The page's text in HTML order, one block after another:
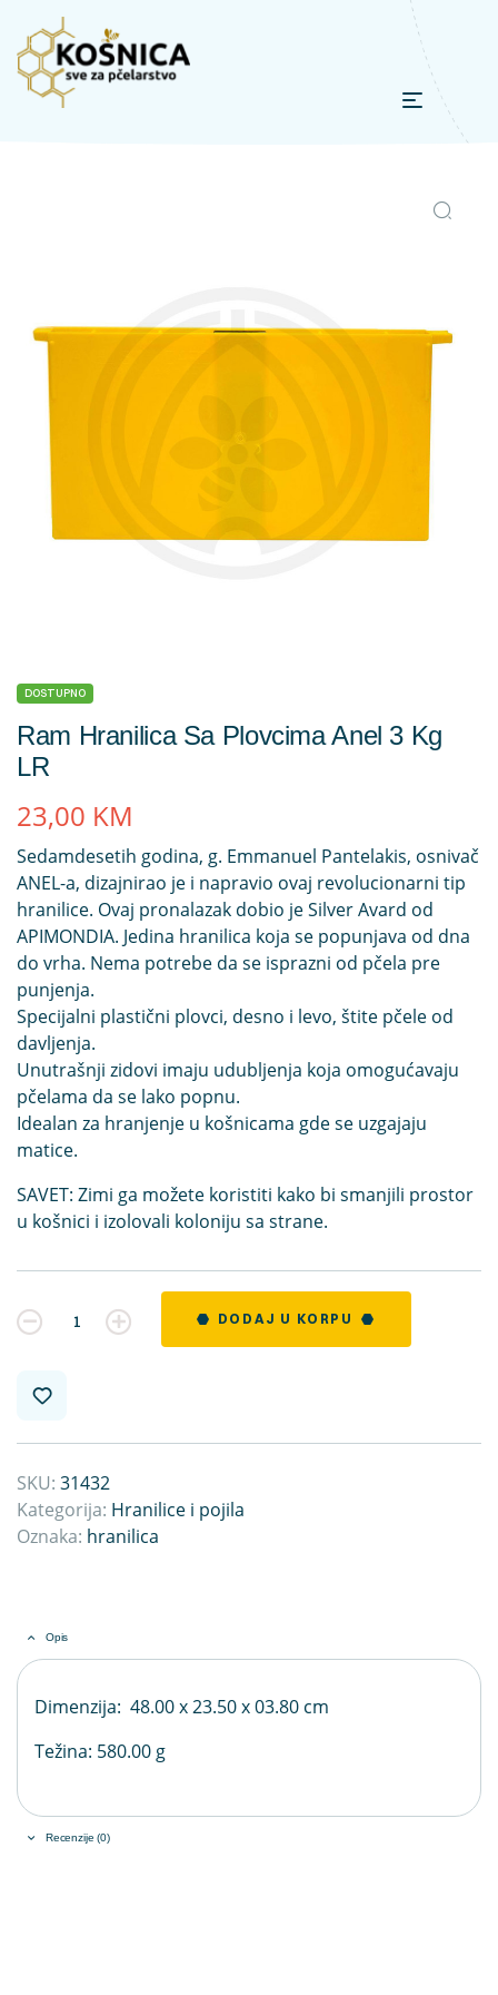
DOSTUPNO
Ram Hranilica Sa Plovcima Anel 3 Kg
LR
23,00 KM
Sedamdesetih godina, g. Emmanuel Pantelakis, osnivač
ANEL-a, dizajnirao je i napravio ovaj revolucionarni tip
hranilice. Ovaj pronalazak dobio je Silver Avard od
APIMONDIA. Jedina hranilica koja se popunjava od dna
do vrha. Nema potrebe da se isprazni od pčela pre
punjenja.
Specijalni plastični plovci, desno i levo, štite pčele od
davljenja.
Unutrašnji zidovi imaju udubljenja koja omogućavaju
pčelama da se lako popnu.
Idealan za hranjenje u košnicama gde se uzgajaju
matice.
SAVET: Zimi ga možete koristiti kako bi smanjili prostor
u košnici i izolovali koloniju sa strane.
Kvantitet DODAJ U KORPU
SKU: 31432
Kategorija: Hranilice i pojila
Oznaka: hranilica
Opis
Dimenzija: 48.00 x 23.50 x 03.80 cm
Težina: 580.00 g
Recenzije (0)